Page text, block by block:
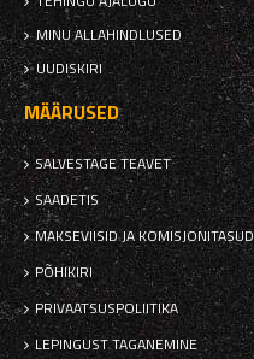
MINU ALLAHINDLUSED
UUDISKIRI
MÄÄRUSED
SALVESTAGE TEAVET
SAADETIS
MAKSEVIISID JA KOMISJONITASUD
PÕHIKIRI
PRIVAATSUSPOLIITIKA
LEPINGUST TAGANEMINE